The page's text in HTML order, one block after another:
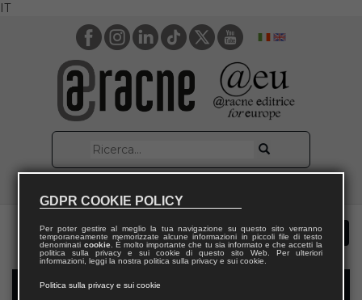
IT
Modulo richiesta saggio docente
GDPR COOKIE POLICY
Per poter gestire al meglio la tua navigazione su questo sito verranno
temporaneamente memorizzate alcune informazioni in piccoli file di testo
denominati cookie. È molto importante che tu sia informato e che accetti la
politica sulla privacy e sui cookie di questo sito Web. Per ulteriori
informazioni, leggi la nostra politica sulla privacy e sui cookie.
Politica sulla privacy e sui cookie